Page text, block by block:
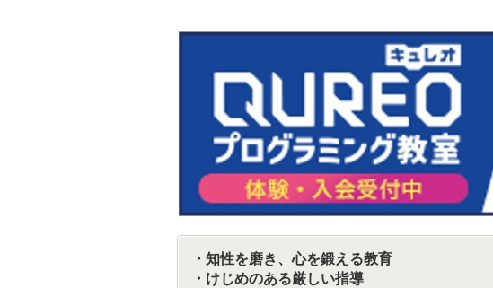
・知性を磨き、心を鍛える教育
・けじめのある厳しい指導